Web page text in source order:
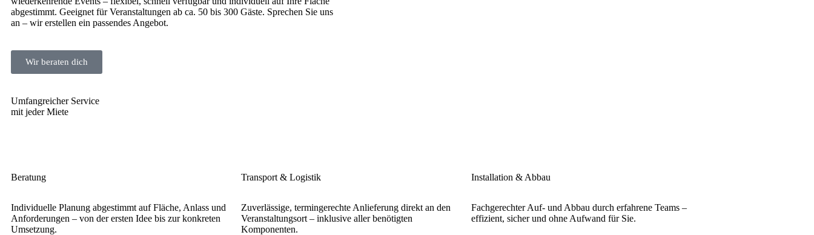
abgestimmt. Geeignet für Veranstaltungen ab ca. 50 bis 300 Gäste. Sprechen Sie uns
an – wir erstellen ein passendes Angebot.
Wir beraten dich
Umfangreicher Service
mit jeder Miete
Beratung
Individuelle Planung abgestimmt auf Fläche, Anlass und
Anforderungen – von der ersten Idee bis zur konkreten
Umsetzung.
Transport & Logistik
Zuverlässige, termingerechte Anlieferung direkt an den
Veranstaltungsort – inklusive aller benötigten
Komponenten.
Installation & Abbau
Fachgerechter Auf- und Abbau durch erfahrene Teams –
effizient, sicher und ohne Aufwand für Sie.